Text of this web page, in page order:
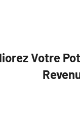
Votre